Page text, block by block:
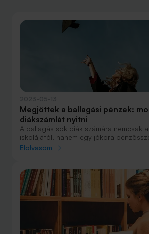
Megjöttek a ballagási pénzek:
diákszámlát nyitni
A ballagás sok diák számára nemcsak
iskolájától, hanem egy jókora
ilyenkor a rokonoktól, ismerősöktől kap.
alkalom nem is kell a megnyitásához.
Elolvasom